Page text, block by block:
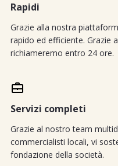
Rapidi
Grazie alla nostra
rapido ed efficiente. Grazie
richiameremo entro 24 ore.
Servizi completi
Grazie al nostro team
commercialisti locali, vi
fondazione della società.